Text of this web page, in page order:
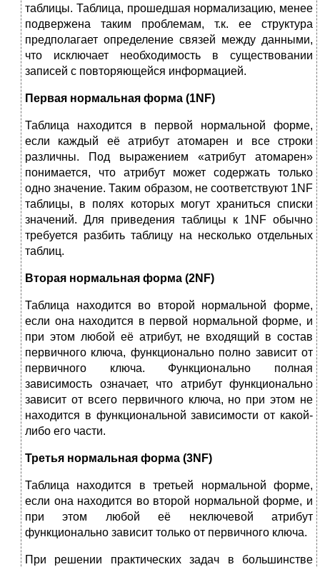
таблицы. Таблица, прошедшая нормализацию, менее
подвержена таким проблемам, т.к. ее структура
предполагает определение связей между данными,
что исключает необходимость в существовании
записей с повторяющейся информацией.
Первая нормальная форма (1NF)
Таблица находится в первой нормальной форме,
если каждый её атрибут атомарен и все строки
различны. Под выражением «атрибут атомарен»
понимается, что атрибут может содержать только
одно значение. Таким образом, не соответствуют 1NF
таблицы, в полях которых могут храниться списки
значений. Для приведения таблицы к 1NF обычно
требуется разбить таблицу на несколько отдельных
таблиц.
Вторая нормальная форма (2NF)
Таблица находится во второй нормальной форме,
если она находится в первой нормальной форме, и
при этом любой её атрибут, не входящий в состав
первичного ключа, функционально полно зависит от
первичного ключа. Функционально полная
зависимость означает, что атрибут функционально
зависит от всего первичного ключа, но при этом не
находится в функциональной зависимости от какой-
либо его части.
Третья нормальная форма (3NF)
Таблица находится в третьей нормальной форме,
если она находится во второй нормальной форме, и
при этом любой её неключевой атрибут
функционально зависит только от первичного ключа.
При решении практических задач в большинстве